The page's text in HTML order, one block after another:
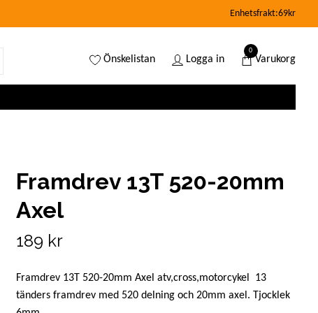
Enhetsfrakt:69kr
Önskelistan Logga in
0
Varukorg
Framdrev 13T 520-20mm
Axel
189 kr
Framdrev 13T 520-20mm Axel atv,cross,motorcykel 13
tänders framdrev med 520 delning och 20mm axel. Tjocklek